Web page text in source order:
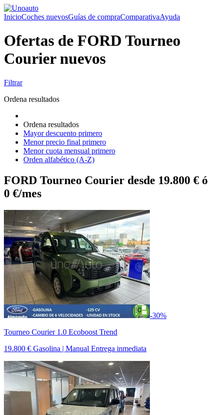
InicioCoches nuevosGuías de compraComparativaAyuda
Ofertas de FORD Tourneo
Courier nuevos
Filtrar
Ordena resultados
Ordena resultados
Mayor descuento primero
Menor precio final primero
Menor cuota mensual primero
Orden alfabético (A-Z)
FORD Tourneo Courier desde 19.800 € ó
0 €/mes
-30%
Tourneo Courier 1.0 Ecoboost Trend
19.800 € Gasolina | Manual Entrega inmediata